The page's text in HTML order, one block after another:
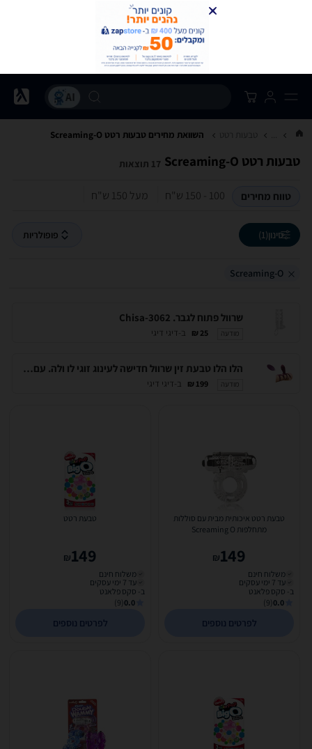
טבעות רטט השוואת מחירים טבעות רטט ‏Screaming-O
טבעות רטט ‏Screaming-O 17 תוצאות
טווח מחירים 100 - 150‏ ש"ח מעל 150‏ ש"ח
סינון(1) פופולריות
Screaming-O
שרוול פתוח לגבר. Chisa-3062
מודעה 25 ₪ ב-דיגי דיגי
הלו הלו טבעת זין שרוול חדישה לעינוג זוגי לו ולה. עם שלט רחוק. Toyjoy-10667
מודעה 199 ₪ ב-דיגי דיגי
טבעת רטט איכותית מבית עם סוללות
מתחלפות Screaming O
149
₪
משלוח חינם
עד 7 ימי עסקים
ב- סקס פלאנט
0.0
(9)
לפרטים נוספים
טבעת רטט
149
₪
משלוח חינם
עד 7 ימי עסקים
ב- סקס פלאנט
0.0
(9)
לפרטים נוספים